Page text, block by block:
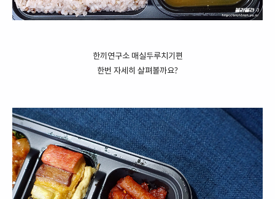
한끼연구소 매실두루치기편
한번 자세히 살펴볼까요?